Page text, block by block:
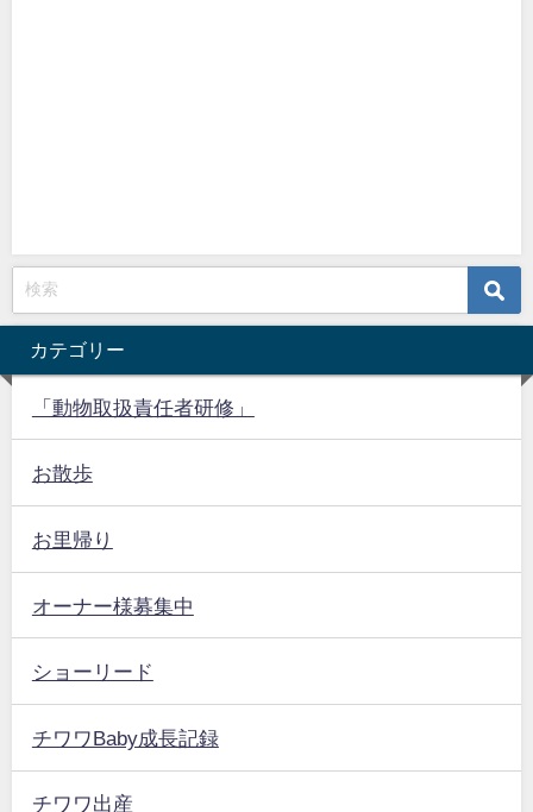
カテゴリー
「動物取扱責任者研修」
お散歩
お里帰り
オーナー様募集中
ショーリード
チワワBaby成長記録
チワワ出産